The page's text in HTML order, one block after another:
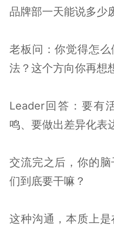
品牌部一天能说多少
老板问：你觉得怎
法？这个方向你再想
Leader回答：要有
鸣、要做出差异化表
交流完之后，你的
们到底要干嘛？
这种沟通，本质上